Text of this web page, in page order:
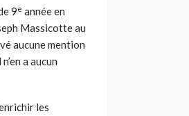
9e année en
Massicotte au
aucune mention
a aucun
les